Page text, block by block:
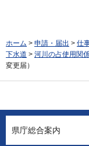
ホーム > 申請・届出 > 仕
下水道 > 河川の占使用関
変更届）
県庁総合案内